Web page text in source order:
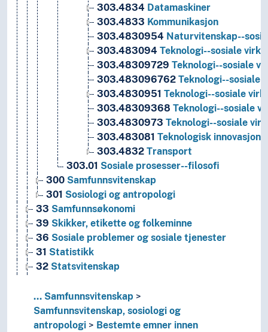
303.4834 Datamaskiner
303.4833 Kommunikasjon
303.4830954 Naturvitenskap--
303.483094 Teknologi--sosiale
303.48309729 Teknologi--sosiale
303.483096762 Teknologi--sosiale
303.4830951 Teknologi--sosiale
303.48309368 Teknologi--sosiale
303.4830973 Teknologi--sosiale
303.483081 Teknologisk
303.4832 Transport
303.01 Sosiale prosesser--filosofi
300 Samfunnsvitenskap
301 Sosiologi og antropologi
33 Samfunnsøkonomi
39 Skikker, etikette og folkeminne
36 Sosiale problemer og sosiale tjenester
31 Statistikk
32 Statsvitenskap
Språk
Teknologi
... Samfunnsvitenskap
Samfunnsvitenskap, sosiologi og
antropologi
Bestemte emner innen